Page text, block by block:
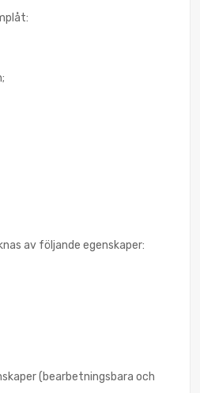
av följande egenskaper:
(bearbetningsbara och